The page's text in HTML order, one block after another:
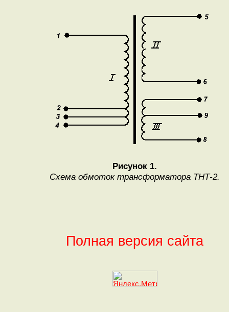
Рисунок 1.
Схема обмоток трансформатора ТНТ-2.
Полная версия сайта